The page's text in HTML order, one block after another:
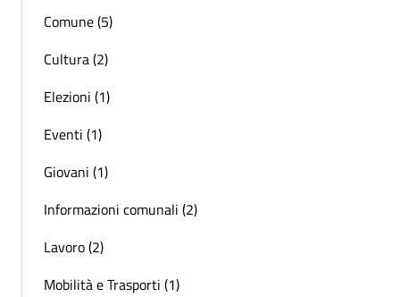
Comune (5)
Cultura (2)
Elezioni (1)
Eventi (1)
Giovani (1)
Informazioni comunali (2)
Lavoro (2)
Mobilità e Trasporti (1)